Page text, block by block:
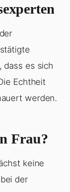
dass es sich
Echtheit
werden.
Frau?
keine
der